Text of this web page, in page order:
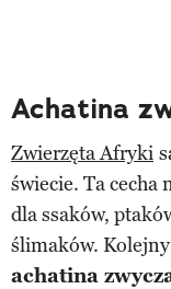
Achatina
Zwierzęta Afryki
świecie. Ta cecha
dla ssaków,
ślimaków.
achatina